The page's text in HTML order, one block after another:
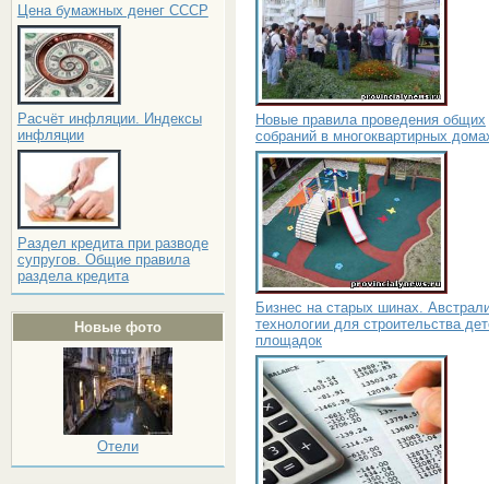
Цена бумажных денег СССР
Расчёт инфляции. Индексы
инфляции
Раздел кредита при разводе
супругов. Общие правила
раздела кредита
Новые фото
Отели
Новые правила проведения общих
собраний в многоквартирных
Бизнес на старых шинах.
технологии для строительства
площадок